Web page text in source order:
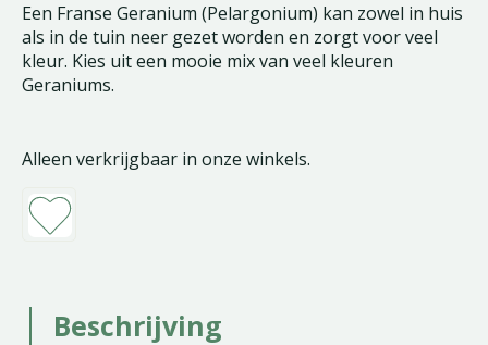
Een Franse Geranium (Pelargonium) kan zowel in huis
als in de tuin neer gezet worden en zorgt voor veel
kleur. Kies uit een mooie mix van veel kleuren
Geraniums.
Alleen verkrijgbaar in onze winkels.
Beschrijving